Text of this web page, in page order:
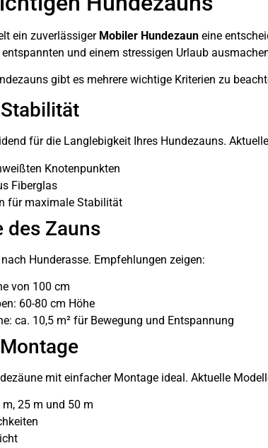
ein zuverlässiger Mobiler Hundezaun eine
und einem stressigen Urlaub
gibt es mehrere wichtige Kriterien zu
für die Langlebigkeit Ihres Hundezauns.
Knotenpunkten
Fiberglas
für maximale Stabilität
des Zauns
Hunderasse. Empfehlungen zeigen:
von 100 cm
60-80 cm Höhe
ca. 10,5 m² für Bewegung und Entspannung
mit einfacher Montage ideal. Aktuelle
25 m und 50 m